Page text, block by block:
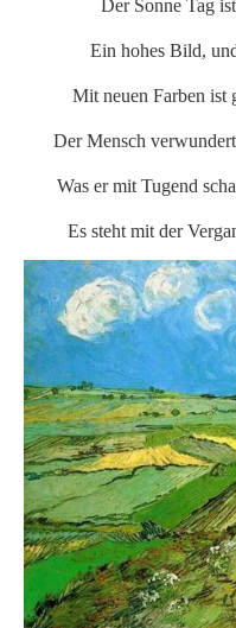
Der Sonne Tag
Ein hohes Bild,
Mit neuen Farben ist
Der Mensch
Was er mit Tugend
Es steht mit der